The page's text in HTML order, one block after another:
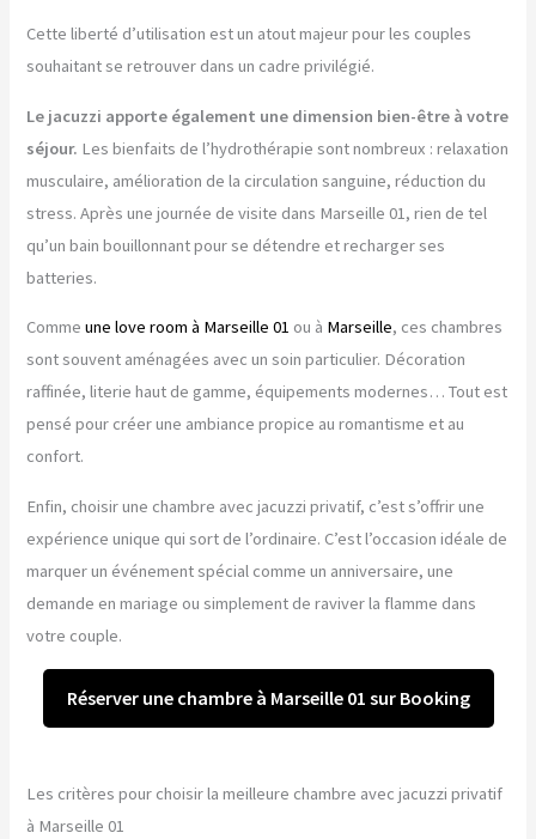
Cette liberté d’utilisation est un atout majeur pour les couples
souhaitant se retrouver dans un cadre privilégié.
Le jacuzzi apporte également une dimension bien-être à votre
séjour. Les bienfaits de l’hydrothérapie sont nombreux : relaxation
musculaire, amélioration de la circulation sanguine, réduction du
stress. Après une journée de visite dans Marseille 01, rien de tel
qu’un bain bouillonnant pour se détendre et recharger ses
batteries.
Comme une love room à Marseille 01 ou à Marseille, ces chambres
sont souvent aménagées avec un soin particulier. Décoration
raffinée, literie haut de gamme, équipements modernes… Tout est
pensé pour créer une ambiance propice au romantisme et au
confort.
Enfin, choisir une chambre avec jacuzzi privatif, c’est s’offrir une
expérience unique qui sort de l’ordinaire. C’est l’occasion idéale de
marquer un événement spécial comme un anniversaire, une
demande en mariage ou simplement de raviver la flamme dans
votre couple.
Réserver une chambre à Marseille 01 sur Booking
Les critères pour choisir la meilleure chambre avec jacuzzi privatif
à Marseille 01